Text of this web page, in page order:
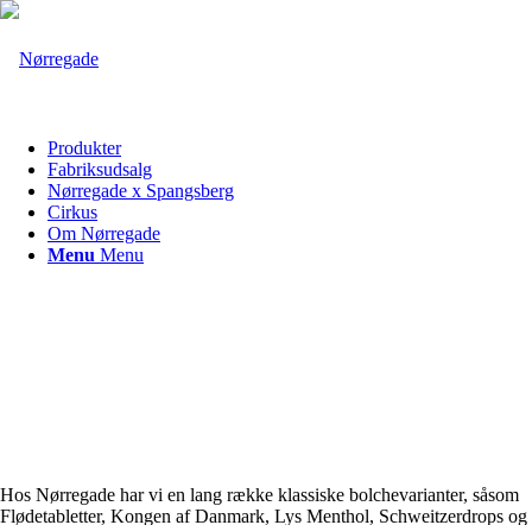
Produkter
Fabriksudsalg
Nørregade x Spangsberg
Cirkus
Om Nørregade
Menu Menu
Hos Nørregade har vi en lang række klassiske bolchevarianter, såsom
Flødetabletter, Kongen af Danmark, Lys Menthol, Schweitzerdrops og